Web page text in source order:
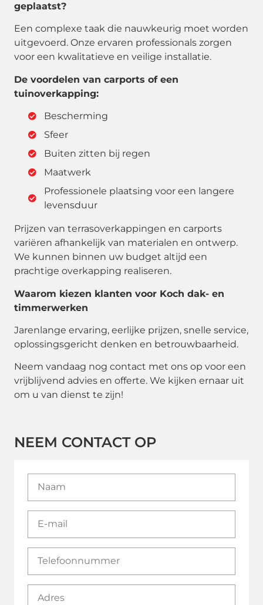
geplaatst?
Een complexe taak die nauwkeurig moet worden
uitgevoerd. Onze ervaren professionals zorgen
voor een kwalitatieve en veilige installatie.
De voordelen van carports of een
tuinoverkapping:
Bescherming
Sfeer
Buiten zitten bij regen
Maatwerk
Professionele plaatsing voor een langere
levensduur
Prijzen van terrasoverkappingen en carports
variëren afhankelijk van materialen en ontwerp.
We kunnen binnen uw budget altijd een
prachtige overkapping realiseren.
Waarom kiezen klanten voor Koch dak- en
timmerwerken
Jarenlange ervaring, eerlijke prijzen, snelle service,
oplossingsgericht denken en betrouwbaarheid.
Neem vandaag nog contact met ons op voor een
vrijblijvend advies en offerte. We kijken ernaar uit
om u van dienst te zijn!
NEEM CONTACT OP